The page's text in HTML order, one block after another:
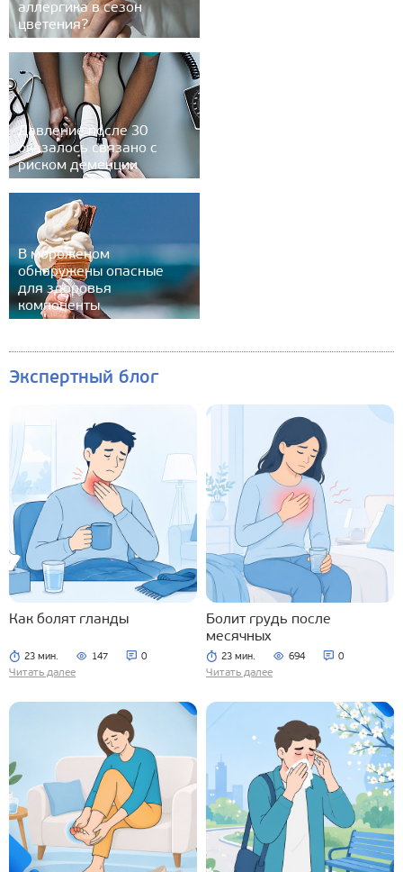
аллергика в сезон
цветения?
Давление после 30
оказалось связано с
риском деменции
В мороженом
обнаружены опасные
для здоровья
компоненты
Экспертный блог
Как болят гланды
23 мин. 147 0
Читать далее
Болит грудь после
месячных
23 мин. 694 0
Читать далее